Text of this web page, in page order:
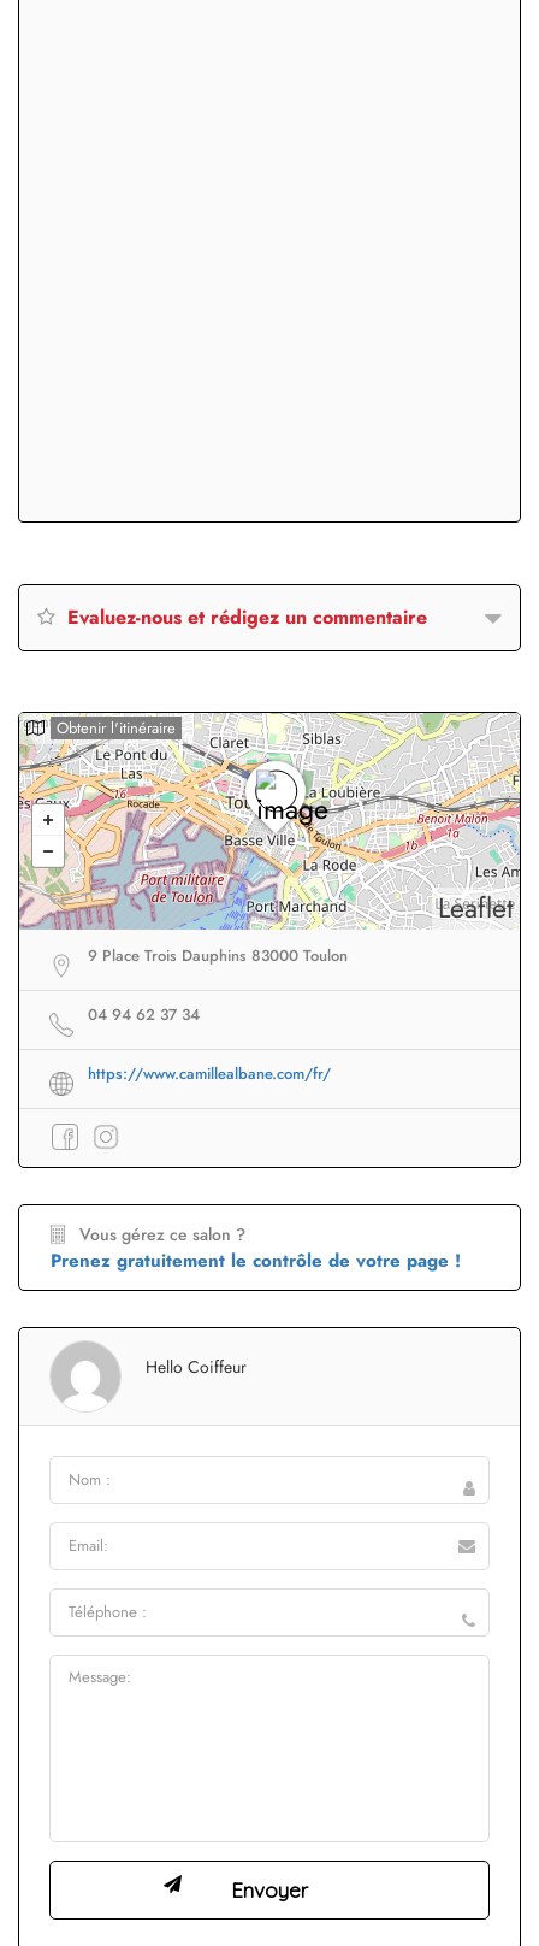
Evaluez-nous et rédigez un commentaire
Leaflet
Obtenir l'itinéraire
9 Place Trois Dauphins 83000 Toulon
04 94 62 37 34
https://www.camillealbane.com/fr/
Vous gérez ce salon ?
Prenez gratuitement le contrôle de votre page !
Hello Coiffeur